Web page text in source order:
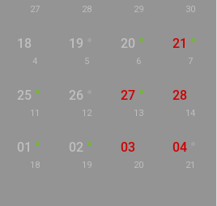
27 28 29 30
18
4
19
5
20
6
21
7
25
11
26
12
27
13
28
14
01
18
02
19
03
20
04
21